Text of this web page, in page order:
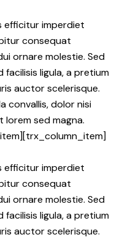
efficitur imperdiet
consequat
ornare molestie. Sed
ligula, a pretium
auctor scelerisque.
convallis, dolor nisi
lorem sed magna.
efficitur imperdiet
consequat
ornare molestie. Sed
ligula, a pretium
auctor scelerisque.